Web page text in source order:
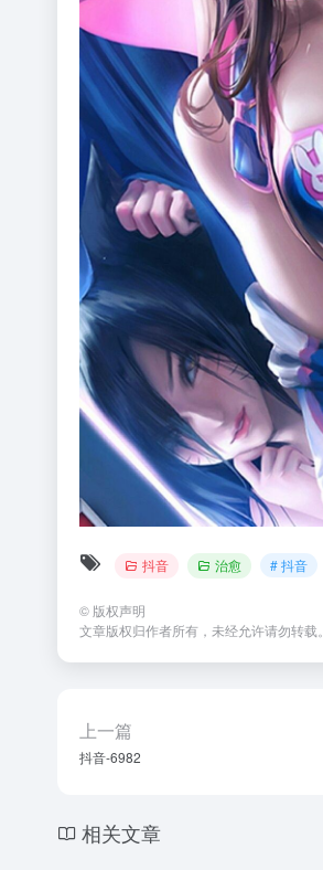
抖音 治愈 # 抖音
© 版权声明
文章版权归作者所有，未经允许请勿转载。
上一篇
抖音-6982
相关文章